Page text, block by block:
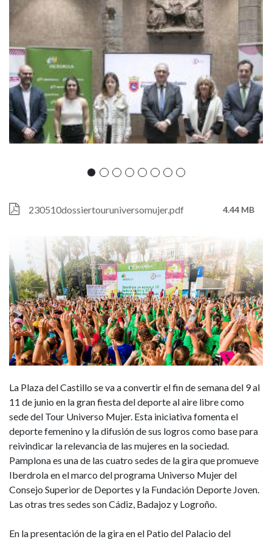
Castillo
el
fin
de
semana
del
11
de
junio
Archivo230510dossiertouruniversomujer.pdf 4.44 MB
La Plaza del Castillo se va a convertir el fin de semana del 9 al
11 de junio en la gran fiesta del deporte al aire libre como
sede del Tour Universo Mujer. Esta iniciativa fomenta el
deporte femenino y la difusión de sus logros como base para
reivindicar la relevancia de las mujeres en la sociedad.
Pamplona es una de las cuatro sedes de la gira que promueve
Iberdrola en el marco del programa Universo Mujer del
Consejo Superior de Deportes y la Fundación Deporte Joven.
Las otras tres sedes son Cádiz, Badajoz y Logroño.
En la presentación de la gira en el Patio del Palacio del